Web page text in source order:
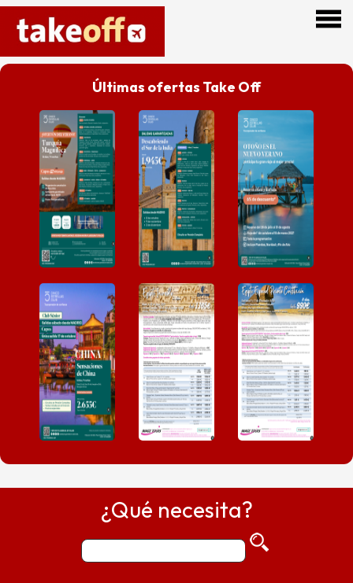
Últimas ofertas Take Off
¿Qué necesita?